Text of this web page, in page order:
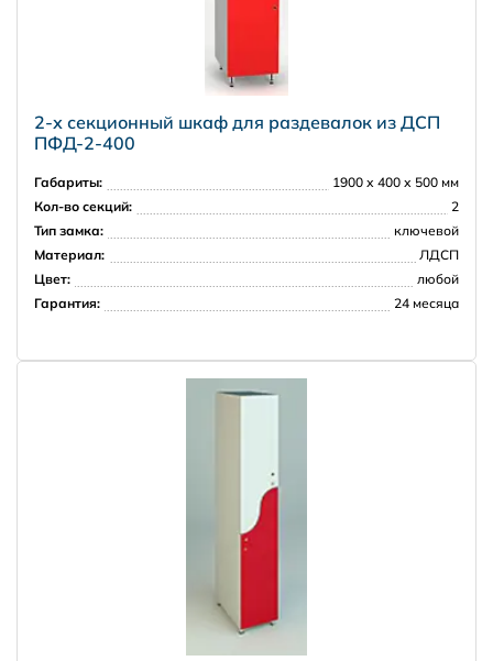
НПО Энергомаш
2-х секционный шкаф для раздевалок из ДСП
ПФД-2-400
Габариты:
1900 х 400 х 500 мм
Кол-во секций:
2
Тип замка:
ключевой
Материал:
ЛДСП
Цвет:
любой
Гарантия:
24 месяца